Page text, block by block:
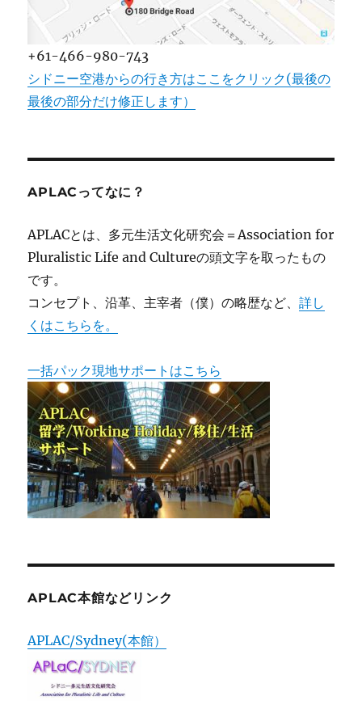
+61-466-980-743
シドニー空港からの行き方はここをクリック(最後の
最後の部分だけ修正します）
APLACってなに？
APLACとは、多元生活文化研究会＝Association for
Pluralistic Life and Cultureの頭文字を取ったもの
です。
コンセプト、沿革、主宰者（僕）の略歴など、詳し
くはこちらを。
一括パック現地サポートはこちら
APLAC本館などリンク
APLAC/Sydney(本館）